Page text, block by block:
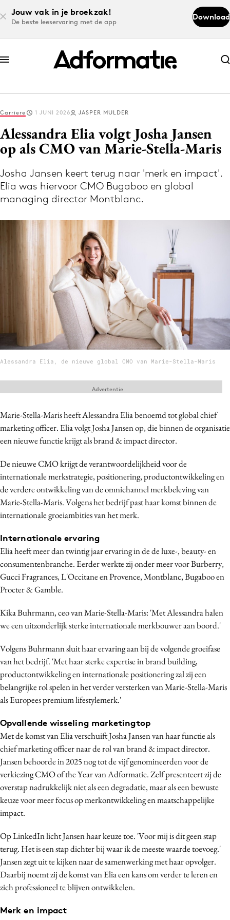
Jouw vak in je broekzak!
De beste leeservaring met de app
Download
Abonneer nu
Abonneer nu
Log in
Volg het laatste nieuws via de Adformatie
Nieuws app
Menu
9 sept: GenAI-training
12 nov: MarketingLive!
Events
Vacatures
Partners
Topics
Bureaus
Campagnes
Carriere
Contentmarketing
Customer Experience
Data & Insights
Design
Digital transformation
Diversiteit
Effectiviteit
Influencer marketing
Interne communicatie
Martech
Media
PR
Programmatic
Purpose Marketing
Reputatie & crisis
Carriere 1 JUNI 2026 JASPER MULDER
Alessandra Elia volgt Josha Jansen
op als CMO van Marie-Stella-Maris
Josha Jansen keert terug naar 'merk en impact'.
Elia was hiervoor CMO Bugaboo en global
managing director Montblanc.
Alessandra Elia, de nieuwe global CMO van Marie-Stella-Maris
Marie-Stella-Maris heeft Alessandra Elia benoemd tot global chief
marketing officer. Elia volgt Josha Jansen op, die binnen de organisatie
een nieuwe functie krijgt als brand & impact director.
De nieuwe CMO krijgt de verantwoordelijkheid voor de
internationale merkstrategie, positionering, productontwikkeling en
de verdere ontwikkeling van de omnichannel merkbeleving van
Marie-Stella-Maris. Volgens het bedrijf past haar komst binnen de
internationale groeiambities van het merk.
Internationale ervaring
Elia heeft meer dan twintig jaar ervaring in de de luxe-, beauty- en
consumentenbranche. Eerder werkte zij onder meer voor Burberry,
Gucci Fragrances, L'Occitane en Provence, Montblanc, Bugaboo en
Procter & Gamble.
Kika Buhrmann, ceo van Marie-Stella-Maris: 'Met Alessandra halen
we een uitzonderlijk sterke internationale merkbouwer aan boord.'
Volgens Buhrmann sluit haar ervaring aan bij de volgende groeifase
van het bedrijf. 'Met haar sterke expertise in brand building,
productontwikkeling en internationale positionering zal zij een
belangrijke rol spelen in het verder versterken van Marie-Stella-Maris
als Europees premium lifestylemerk.'
Opvallende wisseling marketingtop
Met de komst van Elia verschuift Josha Jansen van haar functie als
chief marketing officer naar de rol van brand & impact director.
Jansen behoorde in 2025 nog tot de vijf genomineerden voor de
verkiezing CMO of the Year van Adformatie. Zelf presenteert zij de
overstap nadrukkelijk niet als een degradatie, maar als een bewuste
keuze voor meer focus op merkontwikkeling en maatschappelijke
impact.
Op LinkedIn licht Jansen haar keuze toe. 'Voor mij is dit geen stap
terug. Het is een stap dichter bij waar ik de meeste waarde toevoeg.'
Jansen zegt uit te kijken naar de samenwerking met haar opvolger.
Daarbij noemt zij de komst van Elia een kans om verder te leren en
zich professioneel te blijven ontwikkelen.
Merk en impact
Advertentie